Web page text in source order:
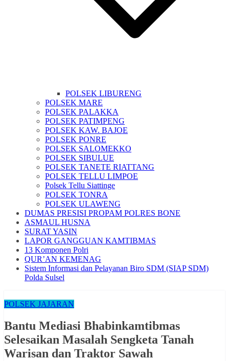
POLSEK LIBURENG
POLSEK MARE
POLSEK PALAKKA
POLSEK PATIMPENG
POLSEK KAW. BAJOE
POLSEK PONRE
POLSEK SALOMEKKO
POLSEK SIBULUE
POLSEK TANETE RIATTANG
POLSEK TELLU LIMPOE
Polsek Tellu Siattinge
POLSEK TONRA
POLSEK ULAWENG
DUMAS PRESISI PROPAM POLRES BONE
ASMAUL HUSNA
SURAT YASIN
LAPOR GANGGUAN KAMTIBMAS
13 Komponen Polri
QUR’AN KEMENAG
Sistem Informasi dan Pelayanan Biro SDM (SIAP SDM)
Polda Sulsel
POLSEK JAJARAN
Bantu Mediasi Bhabinkamtibmas
Selesaikan Masalah Sengketa Tanah
Warisan dan Traktor Sawah